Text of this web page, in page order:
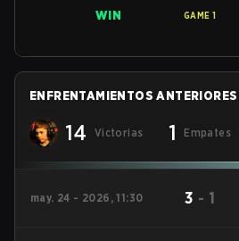
WIN GAME 1
ENFRENTAMIENTOS ANTERIORES
14 Victorias 1 Empates
may. 24 - 2026, 11:30 3 - 1